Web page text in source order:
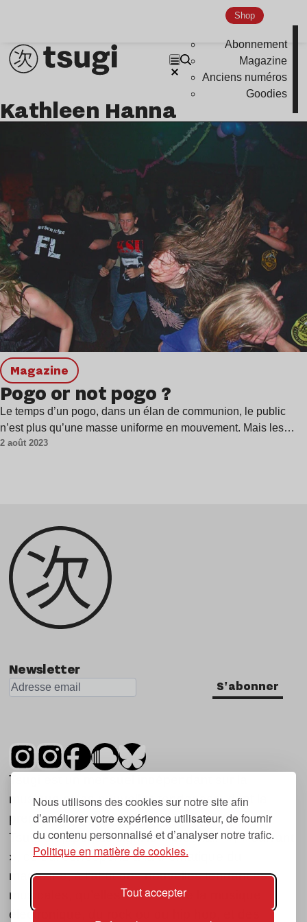
Nous utilisons des cookies sur notre site afin
d’améliorer votre expérience utilisateur, de fournir
du contenu personnalisé et d’analyser notre trafic.
Politique en matière de cookies.
Tout accepter
Shop
Abonnement
Magazine
Anciens numéros
Goodies
Kathleen Hanna
magazine
Pogo or not pogo ?
Le temps d’un pogo, dans un élan de communion, le public
n’est plus qu’une masse uniforme en mouvement. Mais les…
2 août 2023
Newsletter
S'abonner
Tsugi est un mensuel indépendant sur la
musique et les nouvelles tendances, dont la
première parution date de 2007.
Tsugi en japonais signifie « prochain », « suivant
», ce qui correspond à la thématique du
magazine, à l’affût des nouvelles tendances
musicales, qu’elles viennent de la musique
électronique, du rock ou du hip hop, et des